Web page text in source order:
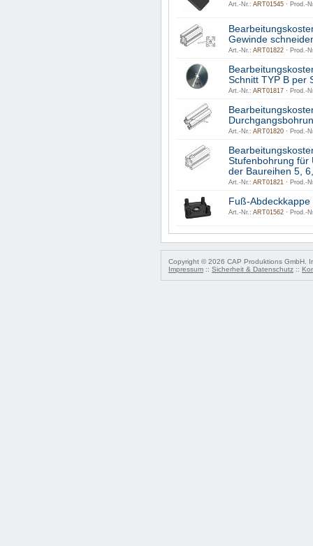
Art.-Nr.: ART01545 · Prod.-
Gewinde
Art.-Nr.: ART01822 · Prod.-
Schnitt TYP B per
Art.-Nr.: ART01817 · Prod.-
Art.-Nr.: ART01820 · Prod.-
Stufenbohrung für
der Baureihen 5,
Art.-Nr.: ART01821 · Prod.-
Fuß-
Art.-Nr.: ART01562 · Prod.-
Copyright © 2026 CAP Produktions GmbH.
Impressum :: Sicherheit & Datenschutz ::